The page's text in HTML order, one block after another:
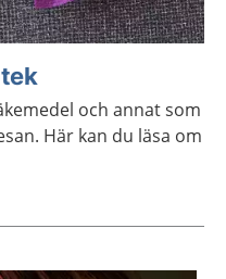
och annat som
Här kan du läsa om